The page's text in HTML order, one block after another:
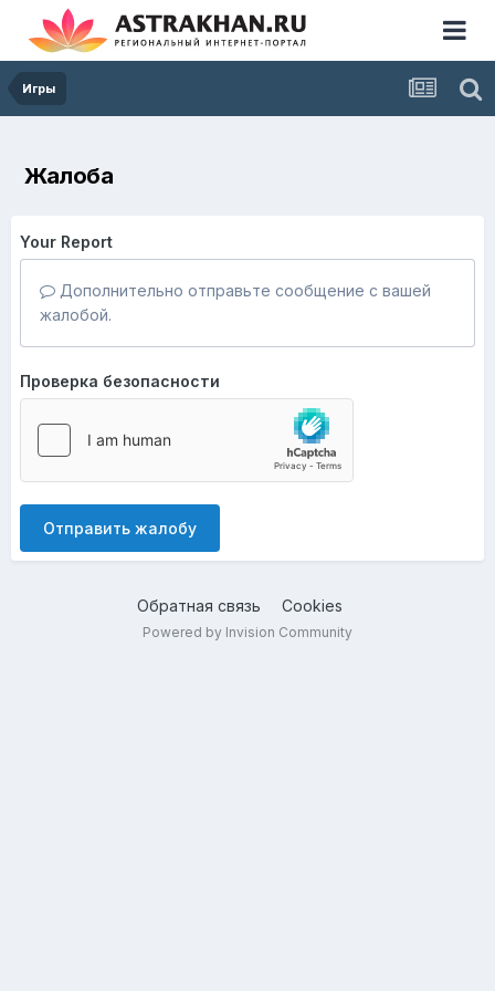
Игры
Жалоба
Your Report
Дополнительно отправьте сообщение с вашей
жалобой.
Проверка безопасности
Отправить жалобу
Обратная связь Cookies
Powered by Invision Community